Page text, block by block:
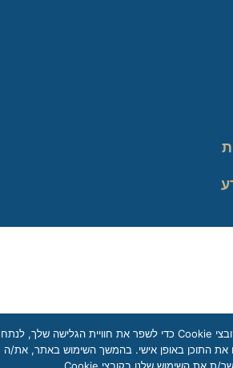
אנו משתמשים בקובצי Cookie כדי לשפר את חוויית הגלישה שלך, לנתח
התוכן באופן אישי. בהמשך השימוש באתר, את/ה